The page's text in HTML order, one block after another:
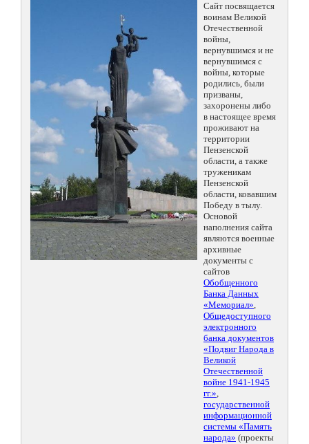
Сайт посвящается
воинам Великой
Отечественной
войны,
вернувшимся и не
вернувшимся с
войны, которые
родились, были
призваны,
захоронены либо
в настоящее время
проживают на
территории
Пензенской
области, а также
труженикам
Пензенской
области, ковавшим
Победу в тылу.
Основой
наполнения сайта
являются военные
архивные
документы с
сайтов
Обобщенного
Банка Данных
«Мемориал»,
Общедоступного
электронного
банка документов
«Подвиг Народа в
Великой
Отечественной
войне 1941-1945
гг.»,
государственной
информационной
системы «Память
народа» (проекты